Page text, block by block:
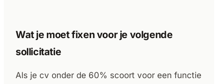
Wat je moet fixen voor je volgende
sollicitatie
Als je cv onder de 60% scoort voor een functie